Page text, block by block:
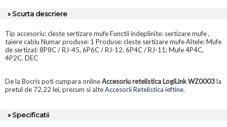
» Scurta descriere
Tip accesoriu: cleste sertizare mufe Functii indeplinite: sertizare mufe ,
taiere cablu Numar produse: 1 Produse: cleste sertizare mufe Altele: Mufe
de sertizat: 8P8C / RJ-45, 6P6C / RJ-12, 6P4C / RJ-11; Mufe 4P4C,
4P2C. DEC
De la Bocris poti cumpara onlineAccesoriu retelistica LogiLink WZ0003la
pretul de 72,22 lei, precum si alteAccesorii Retelistica ieftine.
» Specificatii